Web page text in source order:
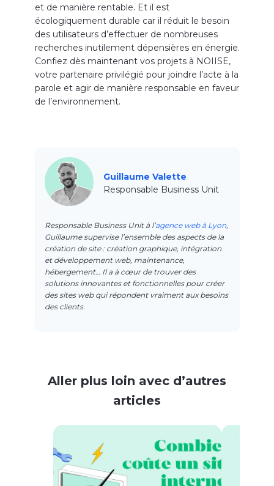
et de manière rentable. Et il est
écologiquement durable car il réduit le besoin
des utilisateurs d’effectuer de nombreuses
recherches inutilement dépensières en énergie.
Confiez dès maintenant vos projets à NOIISE,
votre partenaire privilégié pour joindre l’acte à la
parole et agir de manière responsable en faveur
de l’environnement.
Guillaume Valette
Responsable Business Unit
Responsable Business Unit à l’agence web à Lyon,
Guillaume supervise l’ensemble des aspects de la
création de site : création graphique, intégration
et développement web, maintenance,
hébergement… Il a à cœur de trouver des
solutions innovantes et fonctionnelles pour créer
des sites web qui répondent vraiment aux besoins
des clients.
Aller plus loin avec d’autres
articles